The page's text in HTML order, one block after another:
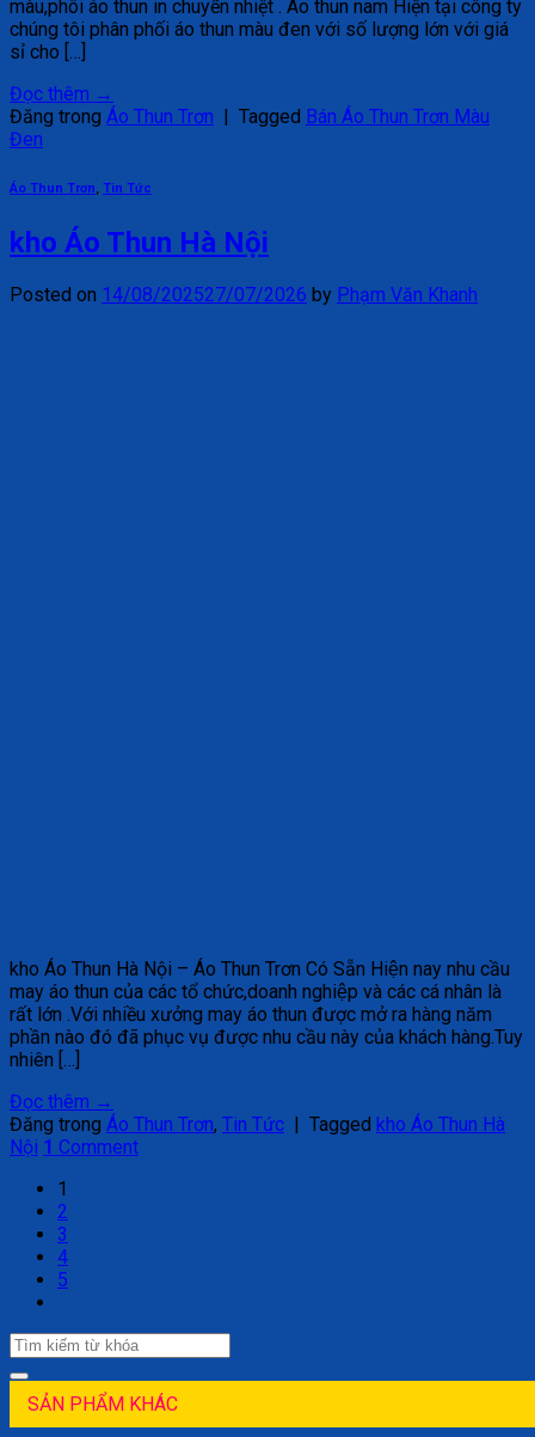
màu,phôi áo thun in chuyển nhiệt . Áo thun nam Hiện tại công ty
chúng tôi phân phối áo thun màu đen với số lượng lớn với giá
sỉ cho […]
Đọc thêm →
Đăng trong Áo Thun Trơn Tagged Bán Áo Thun Trơn Màu
Đen
Áo Thun Trơn, Tin Tức
kho Áo Thun Hà Nội
Posted on 14/08/202527/07/2026 by Phạm Văn Khanh
kho Áo Thun Hà Nội – Áo Thun Trơn Có Sẵn Hiện nay nhu cầu
may áo thun của các tổ chức,doanh nghiệp và các cá nhân là
rất lớn .Với nhiều xưởng may áo thun được mở ra hàng năm
phần nào đó đã phục vụ được nhu cầu này của khách hàng.Tuy
nhiên […]
Đọc thêm →
Đăng trong Áo Thun Trơn, Tin Tức Tagged kho Áo Thun Hà
Nội 1 Comment
1
2
3
4
5
SẢN PHẨM KHÁC